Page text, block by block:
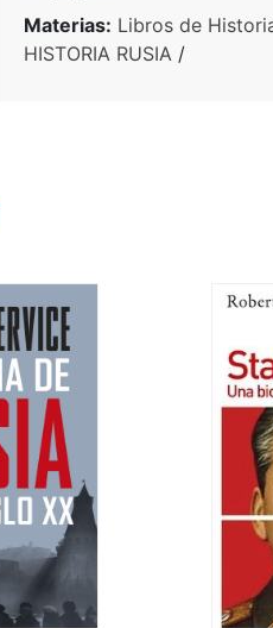
Materias: Libros de
HISTORIA RUSIA /